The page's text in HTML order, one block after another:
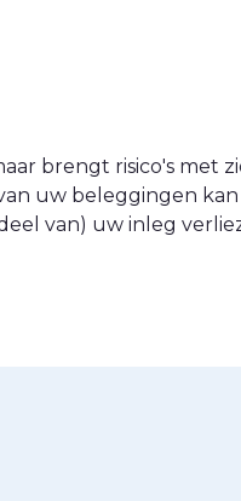
brengt risico's met
uw beleggingen
van) uw inleg